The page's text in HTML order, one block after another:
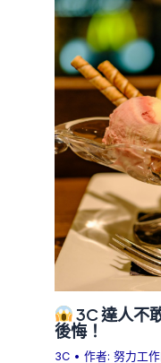
3C 達人不
後悔！
3C • 作者:努力工